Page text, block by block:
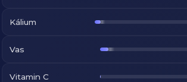
Kálium
Vas
Vitamin C